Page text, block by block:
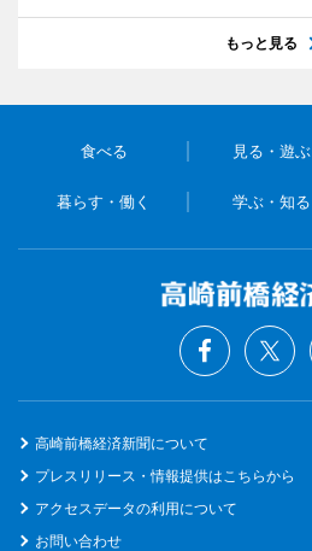
もっと見る
食べる 見る・遊ぶ
暮らす・働く 学ぶ・知る
高崎前橋経済新聞について
プレスリリース・情報提供はこちらから
アクセスデータの利用について
お問い合わせ